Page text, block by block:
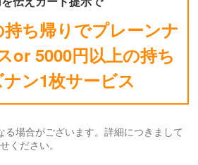
ち帰りでプレーンナ
or 5000円以上の持ち
ン1枚サービス
る場合がございます。詳細につきまして
ください。